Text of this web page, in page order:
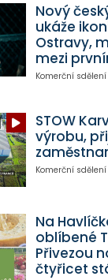
Nový
ukáže
Ostravy,
mezi
Komerční sdělení
STOW
výrobu,
Komerční sdělení
Na
oblíbené
Přivezou
čtyřicet